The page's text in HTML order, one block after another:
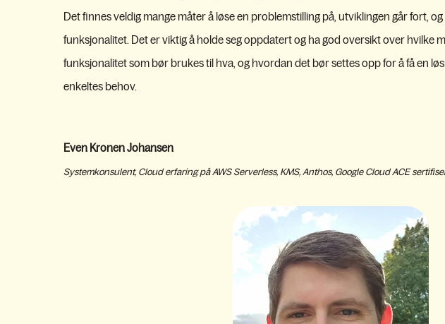
Det finnes veldig mange måter å løse en problemstilling på, utviklingen går fort,
funksjonalitet. Det er viktig å holde seg oppdatert og ha god oversikt over hvilke
funksjonalitet som bør brukes til hva, og hvordan det bør settes opp for å få en
enkeltes behov.
Even Kronen Johansen
Systemkonsulent, Cloud erfaring på AWS Serverless, KMS, Anthos, Google Cloud ACE